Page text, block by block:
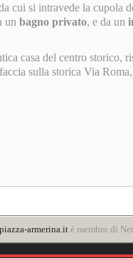
cui si intravede la cupola
un bagno privato, e da un
casa del centro storico,
sulla storica Via
armerina.itè membro di